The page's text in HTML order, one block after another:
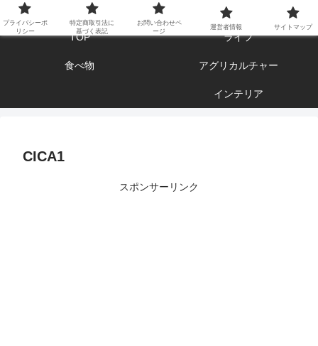
エンジョイ ブログライフ
TOP ライフ
食べ物 アグリカルチャー
インテリア
CICA1
スポンサーリンク
プライバシーポ
リシー
特定商取引法に
基づく表記
お問い合わせペ
ージ
運営者情報 サイトマップ